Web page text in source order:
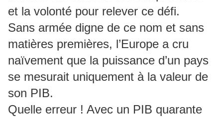
et la volonté pour relever ce défi.
Sans armée digne de ce nom et sans
matières premières, l’Europe a cru
naïvement que la puissance d’un pays
se mesurait uniquement à la valeur de
son PIB.
Quelle erreur ! Avec un PIB quarante